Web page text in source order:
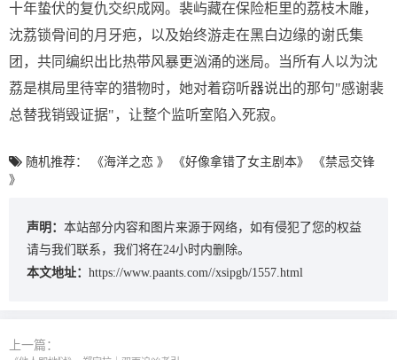
十年蛰伏的复仇交织成网。裴屿藏在保险柜里的荔枝木雕，
沈荔锁骨间的月牙疤，以及始终游走在黑白边缘的谢氏集
团，共同编织出比热带风暴更汹涌的迷局。当所有人以为沈
荔是棋局里待宰的猎物时，她对着窃听器说出的那句"感谢裴
总替我销毁证据"，让整个监听室陷入死寂。
随机推荐： 《海洋之恋 》 《好像拿错了女主剧本》
《禁忌交锋
》
声明： 本站部分内容和图片来源于网络，如有侵犯了您的权益
请与我们联系，我们将在24小时内删除。
本文地址： https://www.paants.com//xsipgb/1557.html
上一篇：